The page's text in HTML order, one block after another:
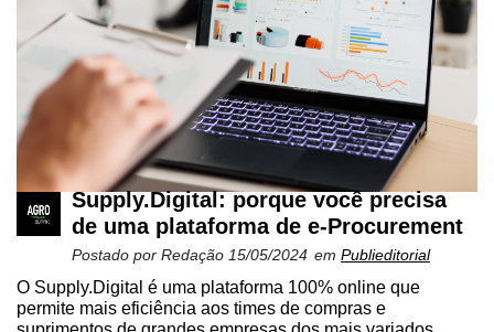
Supply.Digital: porque você precisa
de uma plataforma de e-Procurement
Postado por Redação 15/05/2024 em Publieditorial
O Supply.Digital é uma plataforma 100% online que
permite mais eficiência aos times de compras e